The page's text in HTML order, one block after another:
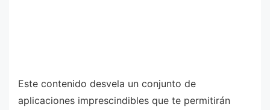
Este contenido desvela un conjunto de
aplicaciones imprescindibles que te permitirán